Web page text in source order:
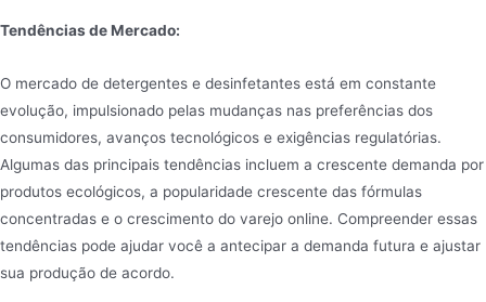
Tendências de Mercado:
O mercado de detergentes e desinfetantes está em constante
evolução, impulsionado pelas mudanças nas preferências dos
consumidores, avanços tecnológicos e exigências regulatórias.
Algumas das principais tendências incluem a crescente demanda por
produtos ecológicos, a popularidade crescente das fórmulas
concentradas e o crescimento do varejo online. Compreender essas
tendências pode ajudar você a antecipar a demanda futura e ajustar
sua produção de acordo.